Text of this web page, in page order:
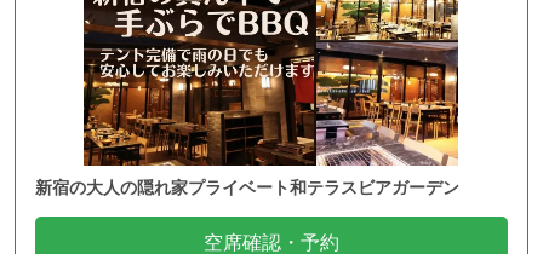
新宿の大人の隠れ家プライベート和テラスビアガーデン
空席確認・予約